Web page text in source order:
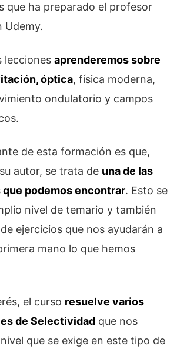
que ha preparado el profesor
Udemy.
lecciones aprenderemos sobre
óptica, física moderna,
ondulatorio y campos
de esta formación es que,
autor, se trata de una de las
que podemos encontrar. Esto se
nivel de temario y también
ejercicios que nos ayudarán a
mano lo que hemos
el curso resuelve varios
de Selectividad que nos
que se exige en este tipo de